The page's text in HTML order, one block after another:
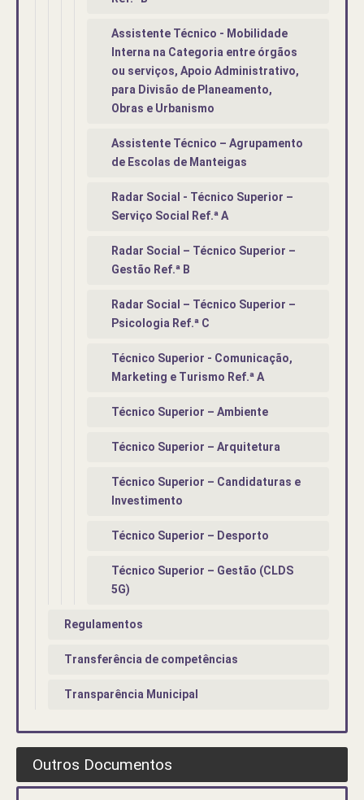
Assistente Técnico - Mobilidade
Interna na Categoria entre órgãos
ou serviços, Apoio Administrativo,
para Divisão de Planeamento,
Obras e Urbanismo
Assistente Técnico – Agrupamento
de Escolas de Manteigas
Radar Social - Técnico Superior –
Serviço Social Ref.ª A
Radar Social – Técnico Superior –
Gestão Ref.ª B
Radar Social – Técnico Superior –
Psicologia Ref.ª C
Técnico Superior - Comunicação,
Marketing e Turismo Ref.ª A
Técnico Superior – Ambiente
Técnico Superior – Arquitetura
Técnico Superior – Candidaturas e
Investimento
Técnico Superior – Desporto
Técnico Superior – Gestão (CLDS
5G)
Regulamentos
Transferência de competências
Transparência Municipal
Outros Documentos